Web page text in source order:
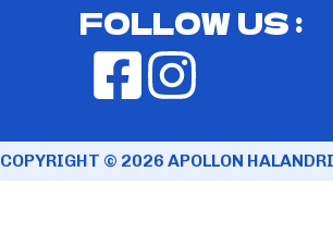
FOLLOW US :
COPYRIGHT © 2026 APOLLON